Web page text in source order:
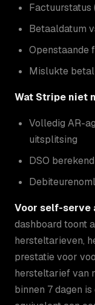
Factuurstatus
Betaaldatum
Openstaande
Mislukte
Wat Stripe niet
Volledig AR-
uitsplitsing
DSO
Voor self-serve
dashboard toont
hersteltarieven,
prestatie voor
hersteltarief van
binnen 7 dagen